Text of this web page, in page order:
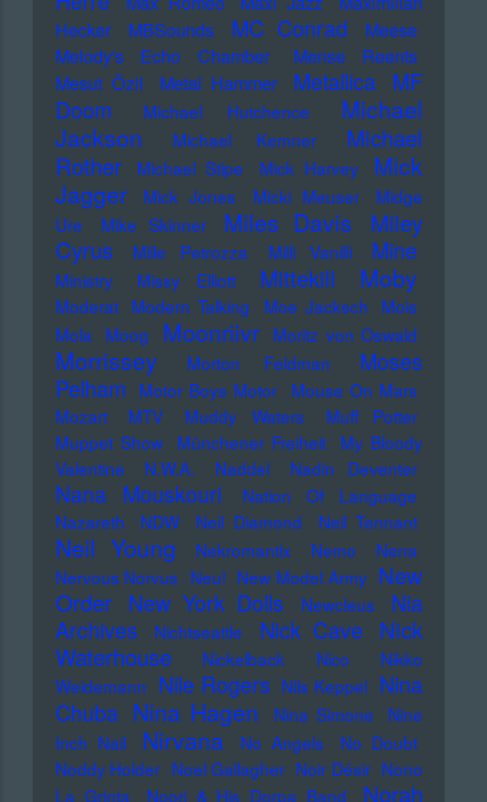
Hecker
MBSounds MC Conrad
Meese
Melody's Echo Chamber
Mense Reents
Mesut Özil
Metal Hammer Metallica MF
Doom
Michael Hutchence
Michael
Jackson
Michael Kemner
Michael
Rother
Michael Stipe Mick Harvey
Mick
Jagger
Mick Jones Micki Meuser
Midge
Ure
Mike Skinner Miles Davis
Miley
Cyrus
Mille Petrozza Milli Vanilli Mine
Ministry Missy Elliott Mittekill Moby
Moderat Modern Talking Moe Jacksch
Mois
Mola
Moog Moonriivr Moritz von Oswald
Morrissey Morton Feldman
Moses
Pelham
Motor Boys Motor
Mouse On Mars
Mozart
MTV Muddy Waters
Muff Potter
Muppet Show
Münchener Freiheit
My Bloody
Valentine
N.W.A. Naddel Nadin Deventer
Nana Mouskouri
Nation Of Language
Nazareth
NDW Neil Diamond Neil Tennant
Neil Young Nekromantix Nemo
Nena
Nervous Norvus Neu! New Model Army New
Order New York Dolls Newcleus
Nia
Archives
Nichtseattle Nick Cave
Nick
Waterhouse
Nickelback Nico
Nikko
Weidemann Nile Rogers Nils Keppel Nina
Chuba Nina Hagen Nina Simone
Nine
Inch Nail
Nirvana No Angels
No Doubt
Noddy Holder Noel Gallagher Noir Désir Nono
La Grinta
Noori & His Dorpa Band
Norah